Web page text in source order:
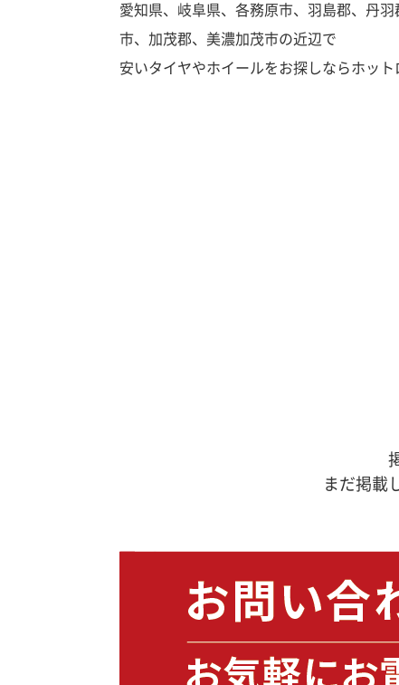
愛知県、岐阜県、各務原市、羽島郡、丹
市、加茂郡、美濃加茂市の近辺で
安いタイヤやホイールをお探しならホット
まだ掲載